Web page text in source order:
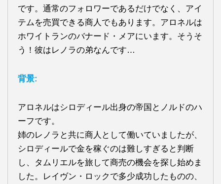
です。通常のフォロワーであるだけでなく、アイ
テムを売買できる商人でもあります。アロネルは
ホワイトランのバナード・メアにいます。そうそ
う！彼はレノラの弟なんです…
背景:
アロネルはシロディール出身の帝国とノルドのハ
ーフです。
姉のレノラと共に商人として働いていましたが、
シロディールで金を稼ぐのは難しすぎると判断
し、タムリエルを旅して商売の機会を探し始めま
した。レイヴン・ロックで多少成功したものの、